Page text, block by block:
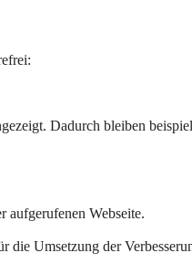
Dadurch bleiben
aufgerufenen Webseite.
die Umsetzung der